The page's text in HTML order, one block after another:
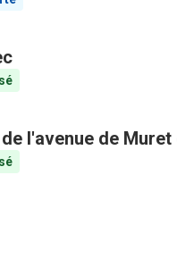
l'avenue de Muret